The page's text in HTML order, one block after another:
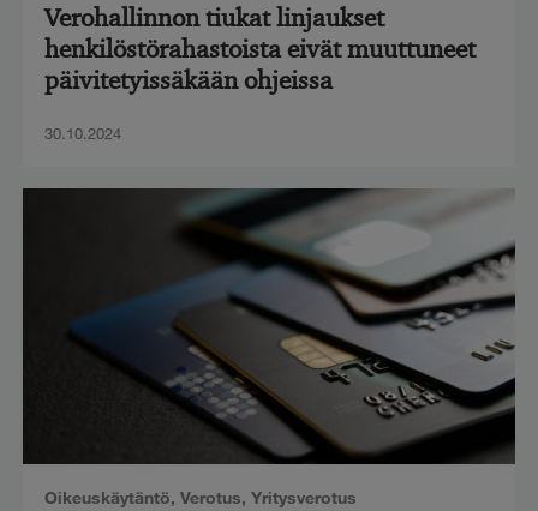
Verohallinnon tiukat linjaukset
henkilöstörahastoista eivät muuttuneet
päivitetyissäkään ohjeissa
30.10.2024
Oikeuskäytäntö, Verotus, Yritysverotus